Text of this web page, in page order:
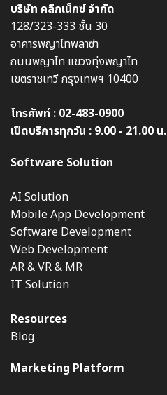
บริษัท คลิกเน็กซ์ จำกัด
128/323-333 ชั้น 30
อาคารพญาไทพลาซ่า
ถนนพญาไท แขวงทุ่งพญาไท
เขตราชเทวี กรุงเทพฯ 10400
โทรศัพท์ : 02-483-0900
เปิดบริการทุกวัน : 9.00 - 21.00 น.
Software Solution
AI Solution
Mobile App Development
Software Development
Web Development
AR & VR & MR
IT Solution
Resources
Blog
Marketing Platform